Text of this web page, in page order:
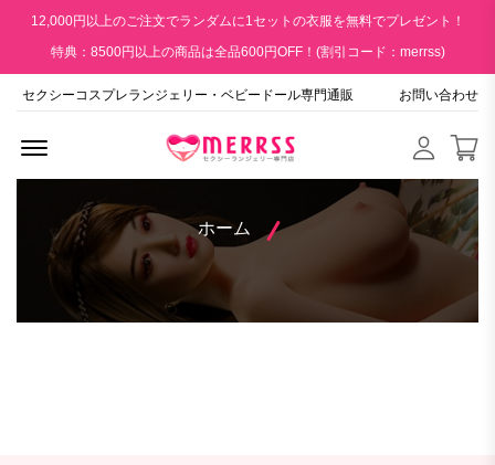
12,000円以上のご注文でランダムに1セットの衣服を無料でプレゼント！
特典：8500円以上の商品は全品600円OFF！(割引コード：merrss)
セクシーコスプレランジェリー・ベビードール専門通販 お問い合わせ
ホーム